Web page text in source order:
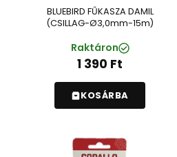
BLUEBIRD FŰKASZA DAMIL
(CSILLAG-Ø3,0mm-15m)
Raktáron
1 390 Ft
KOSÁRBA